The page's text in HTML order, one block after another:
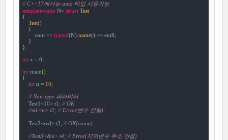
// C++17에서는 auto 타입 사용가능
template<auto N> struct Test
{
Test()
    {
        cout <<
typeid(N). name() << endl;
    }
};
int x = 0;
int main()
{
int n = 10;
// Non-type 파라미터
    Test1<
10> t1; // OK
//st1<n> t2; // Error(변수 안됨);
    Test2<red> t3;
// OK(enum)
//Test3<&n> t4; // Error(지역변수 주소 안됨)